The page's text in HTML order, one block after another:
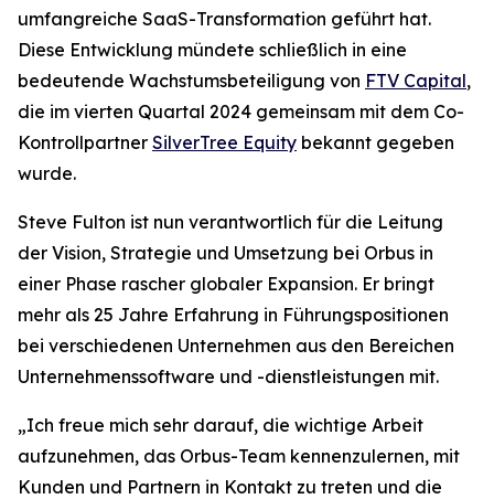
umfangreiche SaaS-Transformation geführt hat.
Diese Entwicklung mündete schließlich in eine
bedeutende Wachstumsbeteiligung von FTV Capital,
die im vierten Quartal 2024 gemeinsam mit dem Co-
Kontrollpartner SilverTree Equity bekannt gegeben
wurde.
Steve Fulton ist nun verantwortlich für die Leitung
der Vision, Strategie und Umsetzung bei Orbus in
einer Phase rascher globaler Expansion. Er bringt
mehr als 25 Jahre Erfahrung in Führungspositionen
bei verschiedenen Unternehmen aus den Bereichen
Unternehmenssoftware und -dienstleistungen mit.
„Ich freue mich sehr darauf, die wichtige Arbeit
aufzunehmen, das Orbus-Team kennenzulernen, mit
Kunden und Partnern in Kontakt zu treten und die